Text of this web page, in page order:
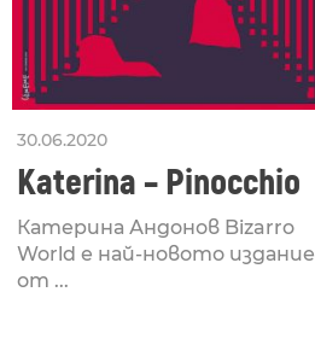
30.06.2020
Katerina – Pinocchio
Катерина Андонов Bizarro
World е най-новото издание
от ...